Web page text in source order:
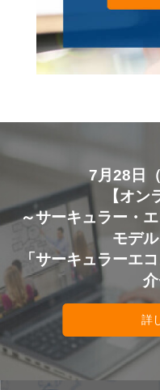
7月28日
【オン
～サーキュラー・
モデ
「サーキュラーエ
詳